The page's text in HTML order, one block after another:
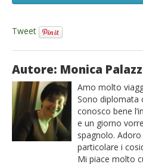
Tweet
Autore: Monica
Amo molto
Sono diplomata
conosco bene
e un giorno
spagnolo.
particolare i
Mi piace molto